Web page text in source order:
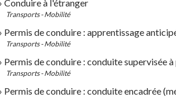
Conduire à l'étranger
Transports - Mobilité
Permis de conduire : apprentissage
Transports - Mobilité
Permis de conduire : conduite supervisée
Transports - Mobilité
Permis de conduire : conduite encadrée